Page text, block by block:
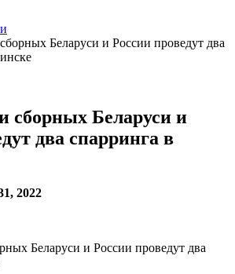
Беларуси и России проведут два
сборных Беларуси и
два спарринга в
2022